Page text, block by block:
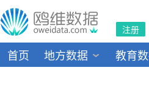
注册
首页 地方数据 教育